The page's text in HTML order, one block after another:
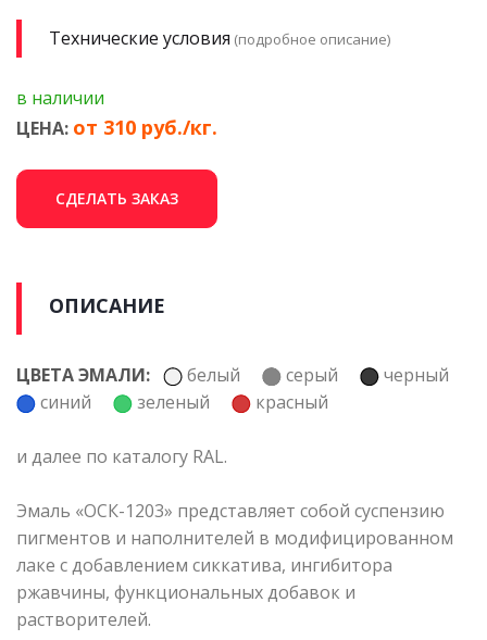
Технические условия (подробное описание)
в наличии
ЦЕНА: от 310 руб./кг.
СДЕЛАТЬ ЗАКАЗ
ОПИСАНИЕ
ЦВЕТА ЭМАЛИ: белый серый
черный
синий
зеленый красный
и далее по каталогу RAL.
Эмаль «ОСК-1203» представляет собой суспензию
пигментов и наполнителей в модифицированном
лаке с добавлением сиккатива, ингибитора
ржавчины, функциональных добавок и
растворителей.